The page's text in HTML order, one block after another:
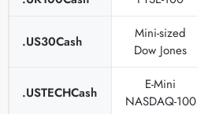
.US30Cash
Mini-sized
Dow Jones
.USTECHCash
E-Mini
NASDAQ-100